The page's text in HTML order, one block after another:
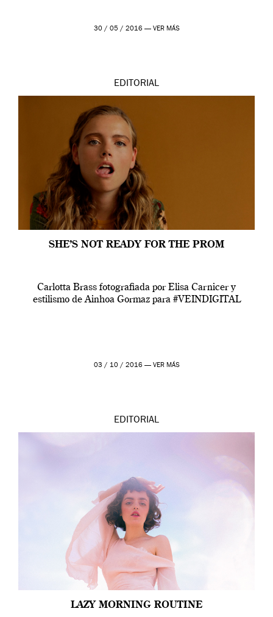
30 / 05 / 2016 — VER MÁS
EDITORIAL
SHE’S NOT READY FOR THE PROM
Carlotta Brass fotografiada por Elisa Carnicer y
estilismo de Ainhoa Gormaz para #VEINDIGITAL
03 / 10 / 2016 — VER MÁS
EDITORIAL
LAZY MORNING ROUTINE